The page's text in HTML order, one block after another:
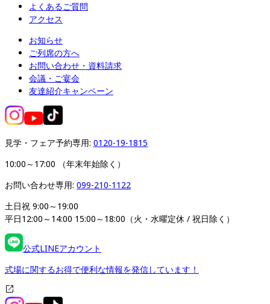
よくあるご質問
アクセス
お知らせ
ご列席の方へ
お問い合わせ・資料請求
会議・ご宴会
友達紹介キャンペーン
見学・フェア予約専用: 0120-19-1815
10:00～17:00 （年末年始除く）
お問い合わせ専用: 099-210-1122
土日祝 9:00～19:00
平日12:00～14:00 15:00～18:00（火・水曜定休 / 祝日除く）
公式LINEアカウント
式場に関するお得で便利な情報を発信しています！